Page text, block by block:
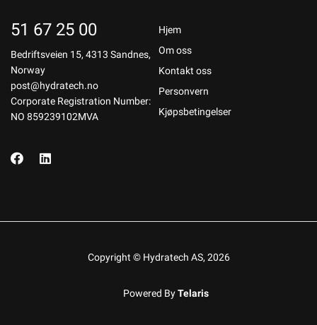
51 67 25 00
Bedriftsveien 15, 4313 Sandnes,
Norway
post@hydratech.no
Corporate Registration Number:
NO 859239102MVA
Hjem
Om oss
Kontakt oss
Personvern
Kjøpsbetingelser
Copyright © Hydratech AS, 2026
Powered ByTelaris